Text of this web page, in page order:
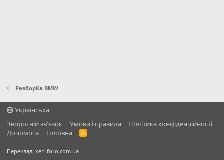
РазборКа BMW
Українська
Зворотній зв'язок
Умови і правила
Політика конфіденційності
Дoпoмoга
Головна
R
Переклад: xen-foro.com.ua